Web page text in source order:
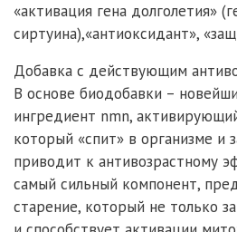
«активация гена долголетия»
сиртуина),«антиоксидант»,
Добавка с действующим
В основе биодобавки –
ингредиент nmn,
который «спит» в организме и
приводит к антивозрастному
самый сильный компонент,
старение, который не только